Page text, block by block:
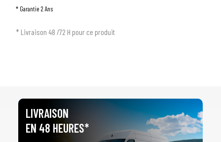
* Garantie 2 Ans
* Livraison 48 /72 H pour ce produit
LIVRAISON
EN 48 HEURES*